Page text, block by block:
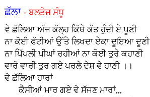
ਛੱਲਾ - ਬਲਤੇਜ ਸੰਧੂ
ਵੇ ਛੱਲਿਆ ਅੱਜ ਕੱਲ੍ਹ ਕਿੱਥੇ ਕੱਤ ਹੁੰਦੀ ਏ ਪੂਣੀ
ਨਾ ਕੋਈ ਫੱਟੀਆਂ ਉੱਤੇ ਲਿਖਦਾ ਏਕਾ ਦੂਇਆ ਦੂਣੀ
ਨਾ ਪਿੱਪਲੀ ਪੀਘਾਂ ਰਹੀਆਂ ਨਾ ਕੋਈ ਤੁਰੇ ਕਹਾਣੀ
ਵਾਰੋ ਵਾਰੀ ਤੁਰ ਗਏ ਪਰਲੇ ਦੇਸ਼ ਵੇ ਹਾਣੀ ।।
ਵੇ ਛੱਲਿਆ ਹਾਰਾਂ
ਕੈਸੀਆਂ ਮਾਰ ਗਏ ਵੇ ਸੱਜਣ ਮਾਰਾਂ,,,